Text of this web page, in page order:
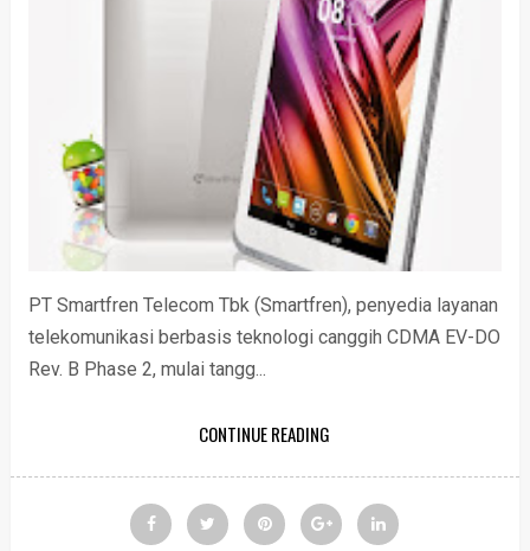
PT Smartfren Telecom Tbk (Smartfren), penyedia layanan
telekomunikasi berbasis teknologi canggih CDMA EV-DO
Rev. B Phase 2, mulai tangg...
CONTINUE READING